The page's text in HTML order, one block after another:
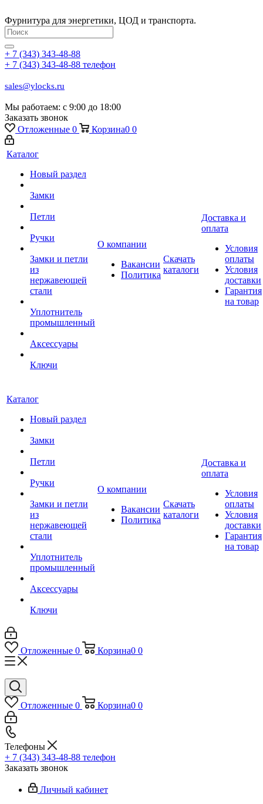
Фурнитура для энергетики, ЦОД и транспорта.
+ 7 (343) 343-48-88
+ 7 (343) 343-48-88 телефон
sales@ylocks.ru
Мы работаем: с 9:00 до 18:00
Заказать звонок
Отложенные 0 Корзина0 0
Каталог
Новый раздел
Замки
Петли
Ручки
Замки и петли
из
нержавеющей
стали
Уплотнитель
промышленный
Аксессуары
Ключи
О компании
Вакансии
Политика
Скачать
каталоги
Доставка и
оплата
Условия
оплаты
Условия
доставки
Гарантия
на товар
Каталог
Новый раздел
Замки
Петли
Ручки
Замки и петли
из
нержавеющей
стали
Уплотнитель
промышленный
Аксессуары
Ключи
О компании
Вакансии
Политика
Скачать
каталоги
Доставка и
оплата
Условия
оплаты
Условия
доставки
Гарантия
на товар
Отложенные 0 Корзина0 0
Отложенные 0 Корзина0 0
Телефоны
+ 7 (343) 343-48-88 телефон
Заказать звонок
Личный кабинет